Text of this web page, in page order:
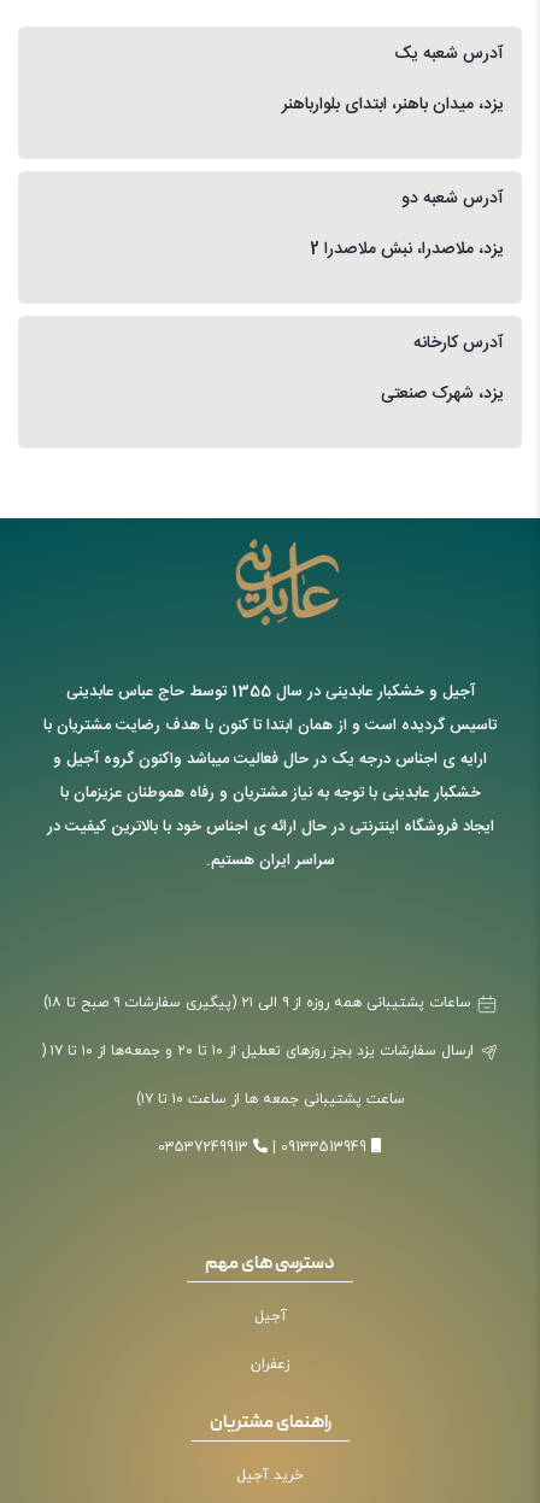
آدرس شعبه یک
یزد، میدان باهنر، ابتدای بلوارباهنر
آدرس شعبه دو
یزد، ملاصدرا، نبش ملاصدرا 2
آدرس کارخانه
یزد، شهرک صنعتی
آجیل و خشکبار عابدینی در سال 1355 توسط حاج عباس عابدینی
تاسیس گردیده است و از همان ابتدا تا کنون با هدف رضایت مشتریان با
ارایه ی اجناس درجه یک در حال فعالیت میباشد واکنون گروه آجیل و
خشکبار عابدینی با توجه به نیاز مشتریان و رفاه هموطنان عزیزمان با
ایجاد فروشگاه اینترنتی در حال ارائه ی اجناس خود با بالاترین کیفیت در
سراسر ایران هستیم.
ارسال سفارشات یزد بجز روزهای تعطیل از ۱۰ تا ۲۰ و جمعه‌ها از ۱۰ تا ۱۷ (
ساعت پشتیبانی جمعه ها از ساعت ۱۰ تا ۱۷)
09133513949
03537249913
دسترسی های مهم
آجیل
زعفران
راهنمای مشتریان
خرید آجیل